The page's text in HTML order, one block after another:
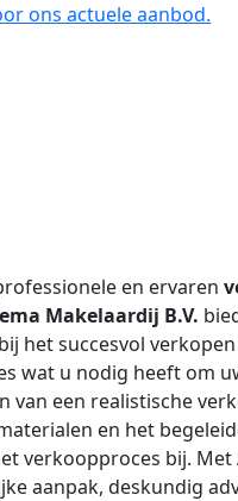
ons actuele aanbod.
en ervaren
Makelaardij B.V.
het succesvol
wat u nodig heeft om
van een realistische
en het
verkoopproces bij. Met
aanpak, deskundig